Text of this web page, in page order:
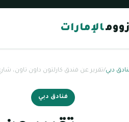
زوومالإمارات
دبي/تقرير عن فندق كارلتون داون تاون،
فنادق دبي